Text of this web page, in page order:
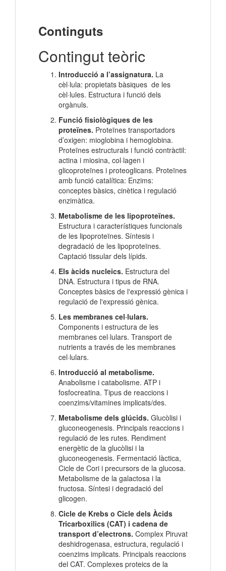
Continguts
Contingut teòric
Introducció a l’assignatura. La
cèl·lula: propietats bàsiques de les
cèl·lules. Estructura i funció dels
orgànuls.
Funció fisiològiques de les
proteïnes. Proteïnes transportadors
d’oxigen: mioglobina i hemoglobina.
Proteïnes estructurals i funció contràctil:
actina i miosina, col·lagen i
glicoproteïnes i proteoglicans. Proteïnes
amb funció catalítica: Enzims:
conceptes bàsics, cinètica i regulació
enzimàtica.
Metabolisme de les lipoproteïnes.
Estructura i característiques funcionals
de les lipoproteïnes. Síntesis i
degradació de les lipoproteïnes.
Captació tissular dels lípids.
Els àcids nucleics. Estructura del
DNA. Estructura i tipus de RNA.
Conceptes bàsics de l'expressió gènica i
regulació de l'expressió gènica.
Les membranes cel·lulars.
Components i estructura de les
membranes cel·lulars. Transport de
nutrients a través de les membranes
cel·lulars.
Introducció al metabolisme.
Anabolisme i catabolisme. ATP i
fosfocreatina. Tipus de reaccions i
coenzims/vitamines implicats/des.
Metabolisme dels glúcids. Glucòlisi i
gluconeogenesis. Principals reaccions i
regulació de les rutes. Rendiment
energètic de la glucòlisi i la
gluconeogenesis. Fermentació làctica,
Cicle de Cori i precursors de la glucosa.
Metabolisme de la galactosa i la
fructosa. Síntesi i degradació del
glicogen.
Cicle de Krebs o Cicle dels Àcids
Tricarboxilics (CAT) i cadena de
transport d’electrons. Complex Piruvat
deshidrogenasa, estructura, regulació i
coenzims implicats. Principals reaccions
del CAT. Complexes proteics de la